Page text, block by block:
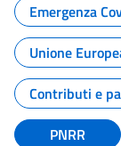
Emergenza
Unione
Contributi e
PNRR